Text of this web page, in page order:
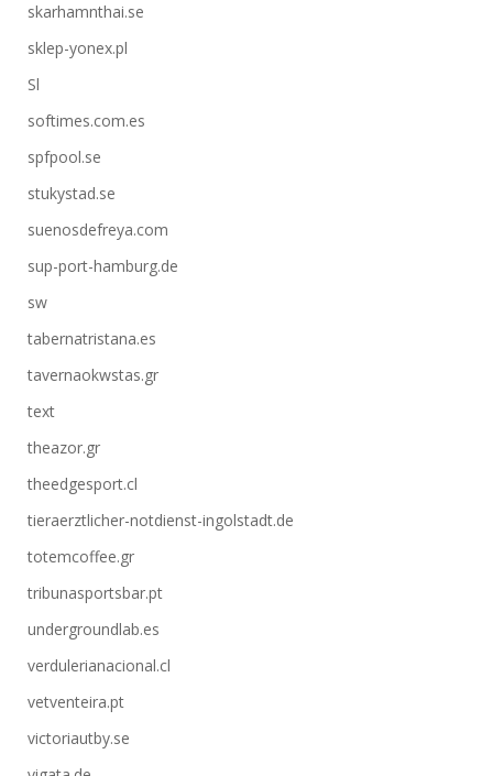
skarhamnthai.se
sklep-yonex.pl
Sl
softimes.com.es
spfpool.se
stukystad.se
suenosdefreya.com
sup-port-hamburg.de
sw
tabernatristana.es
tavernaokwstas.gr
text
theazor.gr
theedgesport.cl
tieraerztlicher-notdienst-ingolstadt.de
totemcoffee.gr
tribunasportsbar.pt
undergroundlab.es
verdulerianacional.cl
vetventeira.pt
victoriautby.se